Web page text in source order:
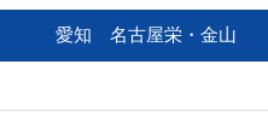
愛知 名古屋栄・金山